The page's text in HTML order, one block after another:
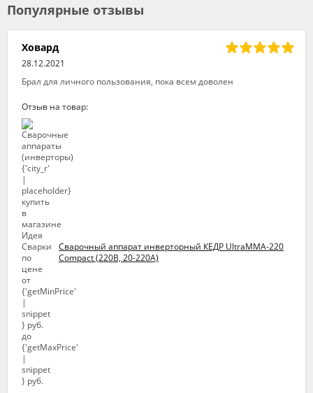
Популярные отзывы
Ховард
28.12.2021
Брал для личного пользования, пока всем доволен
Отзыв на товар:
Сварочный аппарат инверторный КЕДР UltraMMA-220
Compact (220В, 20-220А)